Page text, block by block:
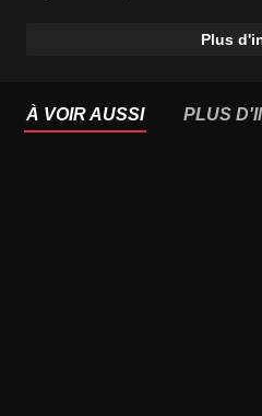
Plus
À VOIR AUSSI PLUS